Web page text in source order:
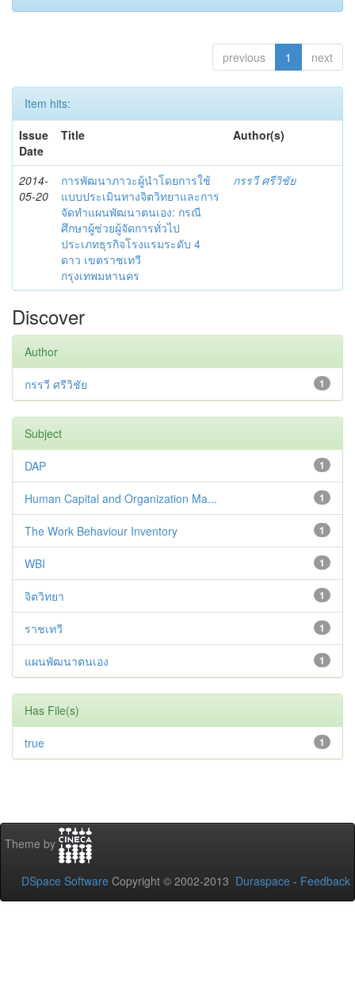
previous 1 next
Item hits:
Issue
Date
Title Author(s)
2014-
05-20
การพัฒนาภาวะผู้นำโดยการใช้
แบบประเมินทางจิตวิทยาและการ
จัดทำแผนพัฒนาตนเอง: กรณี
ศึกษาผู้ช่วยผู้จัดการทั่วไป
ประเภทธุรกิจโรงแรมระดับ 4
ดาว เขตราชเทวี
กรุงเทพมหานคร
กรรวี ศรีวิชัย
Discover
Author
1
กรรวี ศรีวิชัย
Subject
1
DAP
1
Human Capital and Organization Ma...
1
The Work Behaviour Inventory
1
WBI
1
จิตวิทยา
1
ราชเทวี
1
แผนพัฒนาตนเอง
Has File(s)
1
true
Theme by
DSpace Software Copyright © 2002-2013 Duraspace - Feedback